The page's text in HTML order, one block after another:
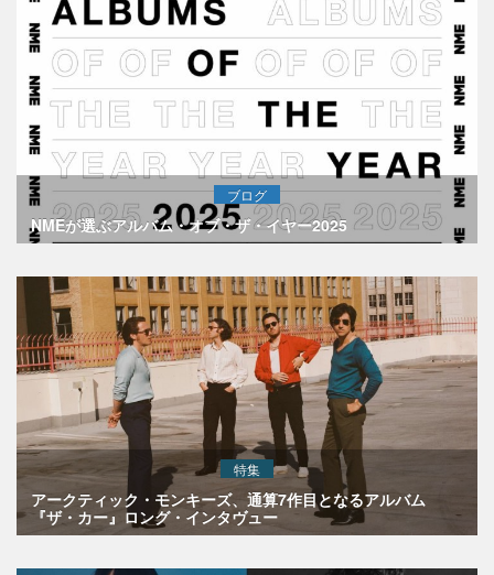
ブログ
NMEが選ぶアルバム・オブ・ザ・イヤー2025
特集
アークティック・モンキーズ、通算7作目となるアルバム
『ザ・カー』ロング・インタヴュー